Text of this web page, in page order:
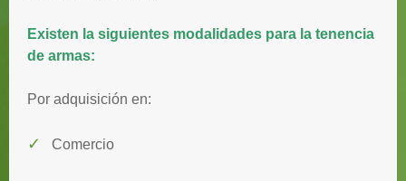
Existen la siguientes modalidades para la tenencia
de armas:
Por adquisición en:
✓ Comercio